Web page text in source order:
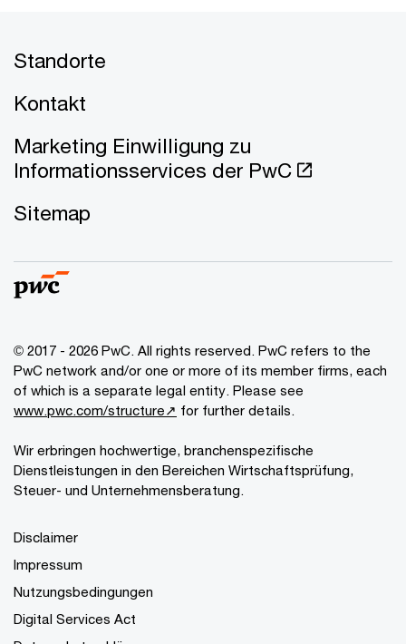
Standorte
Kontakt
Marketing Einwilligung zu
Informationsservices der PwC
Sitemap
© 2017 - 2026 PwC. All rights reserved. PwC refers to the
PwC network and/or one or more of its member firms, each
of which is a separate legal entity. Please see
www.pwc.com/structure↗ for further details.
Wir erbringen hochwertige, branchenspezifische
Dienstleistungen in den Bereichen Wirtschaftsprüfung,
Steuer- und Unternehmensberatung.
Disclaimer
Impressum
Nutzungsbedingungen
Digital Services Act